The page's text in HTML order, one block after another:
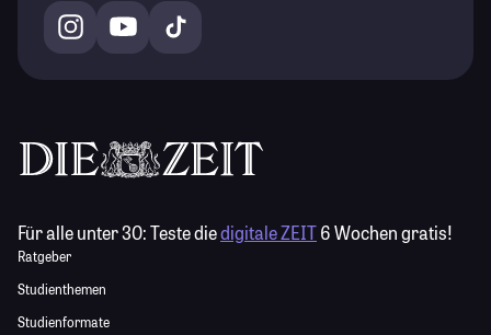
Für alle unter 30:Teste diedigitale ZEIT6 Wochen gratis!
Ratgeber
Studienthemen
Studienformate